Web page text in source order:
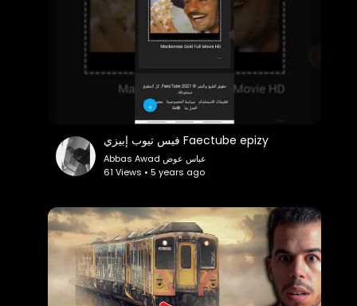
فيس تيوب إبيزي Faectube epizy
Abbas Awad عباس عوض
61 Views • 5 years ago